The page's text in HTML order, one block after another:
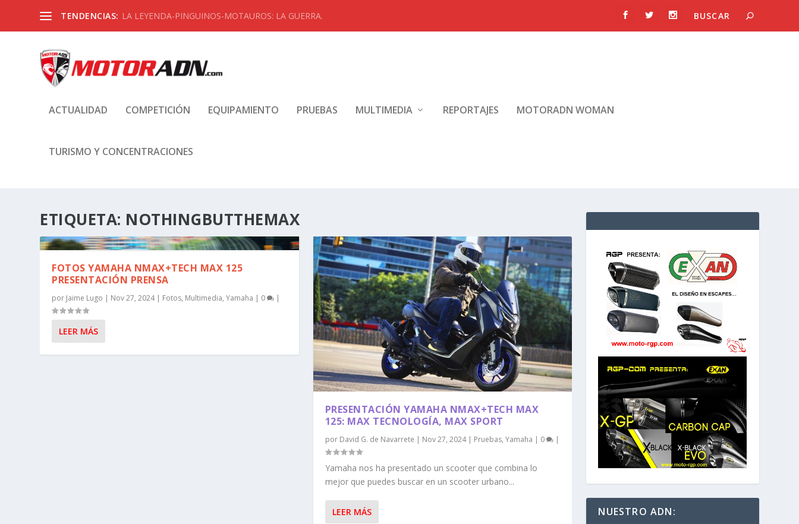
TENDENCIAS: LA LEYENDA-PINGUINOS-MOTAUROS: LA GUERRA.
ACTUALIDAD COMPETICIÓN EQUIPAMIENTO PRUEBAS MULTIMEDIA REPORTAJES MOTORADN WOMAN
TURISMO Y CONCENTRACIONES
ETIQUETA: NOTHINGBUTTHEMAX
FOTOS YAMAHA NMAX+TECH MAX 125
PRESENTACIÓN PRENSA
por Jaime Lugo | Nov 27, 2024| Fotos, Multimedia,Yamaha | 0 |
LEER MÁS
PRESENTACIÓN YAMAHA NMAX+TECH MAX
125: MAX TECNOLOGÍA, MAX SPORT
por David G. de Navarrete | Nov 27, 2024| Pruebas, Yamaha | 0 |
Yamaha nos ha presentado un scooter que combina lo
mejor que puedes buscar en un scooter urbano...
LEER MÁS NUESTRO ADN: